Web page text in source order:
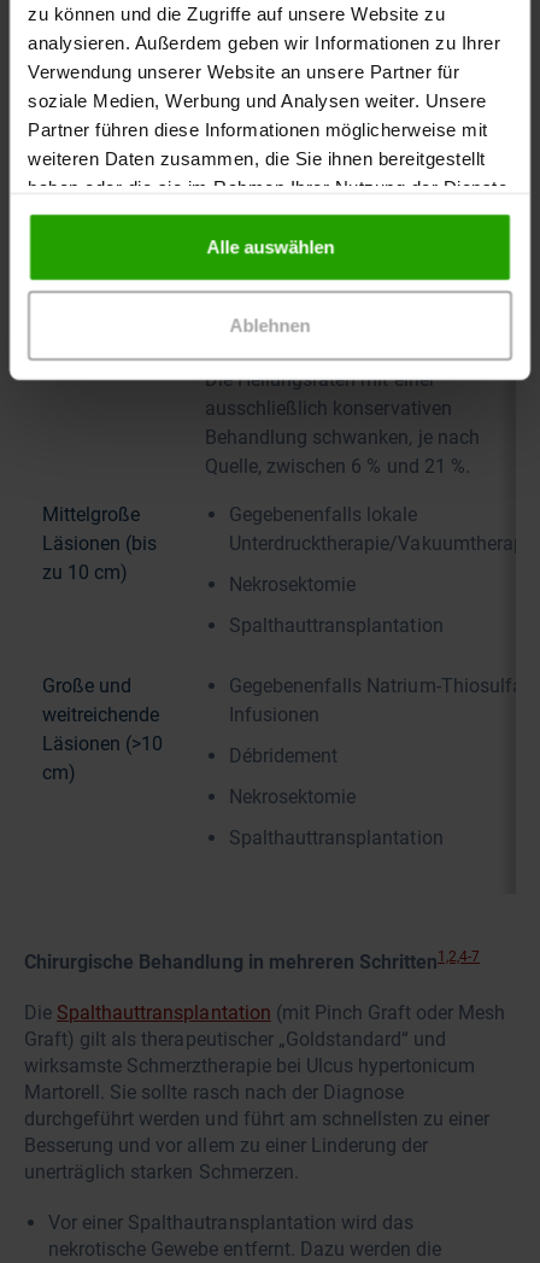
zu können und die Zugriffe auf unsere Website zu
analysieren. Außerdem geben wir Informationen zu Ihrer
Verwendung unserer Website an unsere Partner für
soziale Medien, Werbung und Analysen weiter. Unsere
Partner führen diese Informationen möglicherweise mit
weiteren Daten zusammen, die Sie ihnen bereitgestellt
haben oder die sie im Rahmen Ihrer Nutzung der Dienste
gesammelt haben.
Alle auswählen
Ablehnen
Größe /
Schweregrad
des Ulcus
hypertonicum
Martorell
Behandlungsmöglichkeiten
Kleine
(je nach
Konservative Therapie möglich:
Wundversorgung
Topische antiinfektive Maßnahmen
Die Heilungsraten mit einer
ausschließlich konservativen
Behandlung schwanken, je nach
Quelle, zwischen 6 % und 21 %.
Mittelgroße
Läsionen (bis
zu 10 cm)
Gegebenenfalls lokale
Unterdrucktherapie/Vakuumtherapie
Nekrosektomie
Spalthauttransplantation
Große und
weitreichende
Läsionen (>10
cm)
Gegebenenfalls Natrium-Thiosulfat-
Infusionen
Débridement
Nekrosektomie
Spalthauttransplantation
Chirurgische Behandlung in mehreren Schritten1,2,4-7
Die Spalthauttransplantation (mit Pinch Graft oder Mesh
Graft) gilt als therapeutischer „Goldstandard“ und
wirksamste Schmerztherapie bei Ulcus hypertonicum
Martorell. Sie sollte rasch nach der Diagnose
durchgeführt werden und führt am schnellsten zu einer
Besserung und vor allem zu einer Linderung der
unerträglich starken Schmerzen.
Vor einer Spalthautransplantation wird das
nekrotische Gewebe entfernt. Dazu werden die